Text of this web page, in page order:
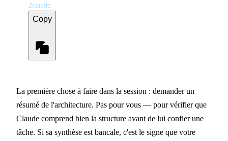
2claude
Copy
La première chose à faire dans la session : demander un
résumé de l'architecture. Pas pour vous — pour vérifier que
Claude comprend bien la structure avant de lui confier une
tâche. Si sa synthèse est bancale, c'est le signe que votre